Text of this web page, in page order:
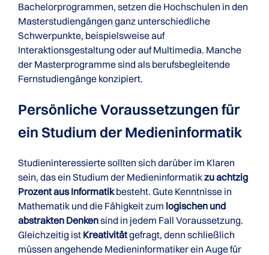
Bachelorprogrammen, setzen die Hochschulen in den
Masterstudiengängen ganz unterschiedliche
Schwerpunkte, beispielsweise auf
Interaktionsgestaltung oder auf Multimedia. Manche
der Masterprogramme sind als berufsbegleitende
Fernstudiengänge konzipiert.
Persönliche Voraussetzungen für
ein Studium der Medieninformatik
Studieninteressierte sollten sich darüber im Klaren
sein, das ein Studium der Medieninformatikzu achtzig
Prozent aus Informatikbesteht. Gute Kenntnisse in
Mathematik und die Fähigkeit zum logischen und
abstrakten Denkensind in jedem Fall Voraussetzung.
Gleichzeitig ist Kreativitätgefragt, denn schließlich
müssen angehende Medieninformatiker ein Auge für